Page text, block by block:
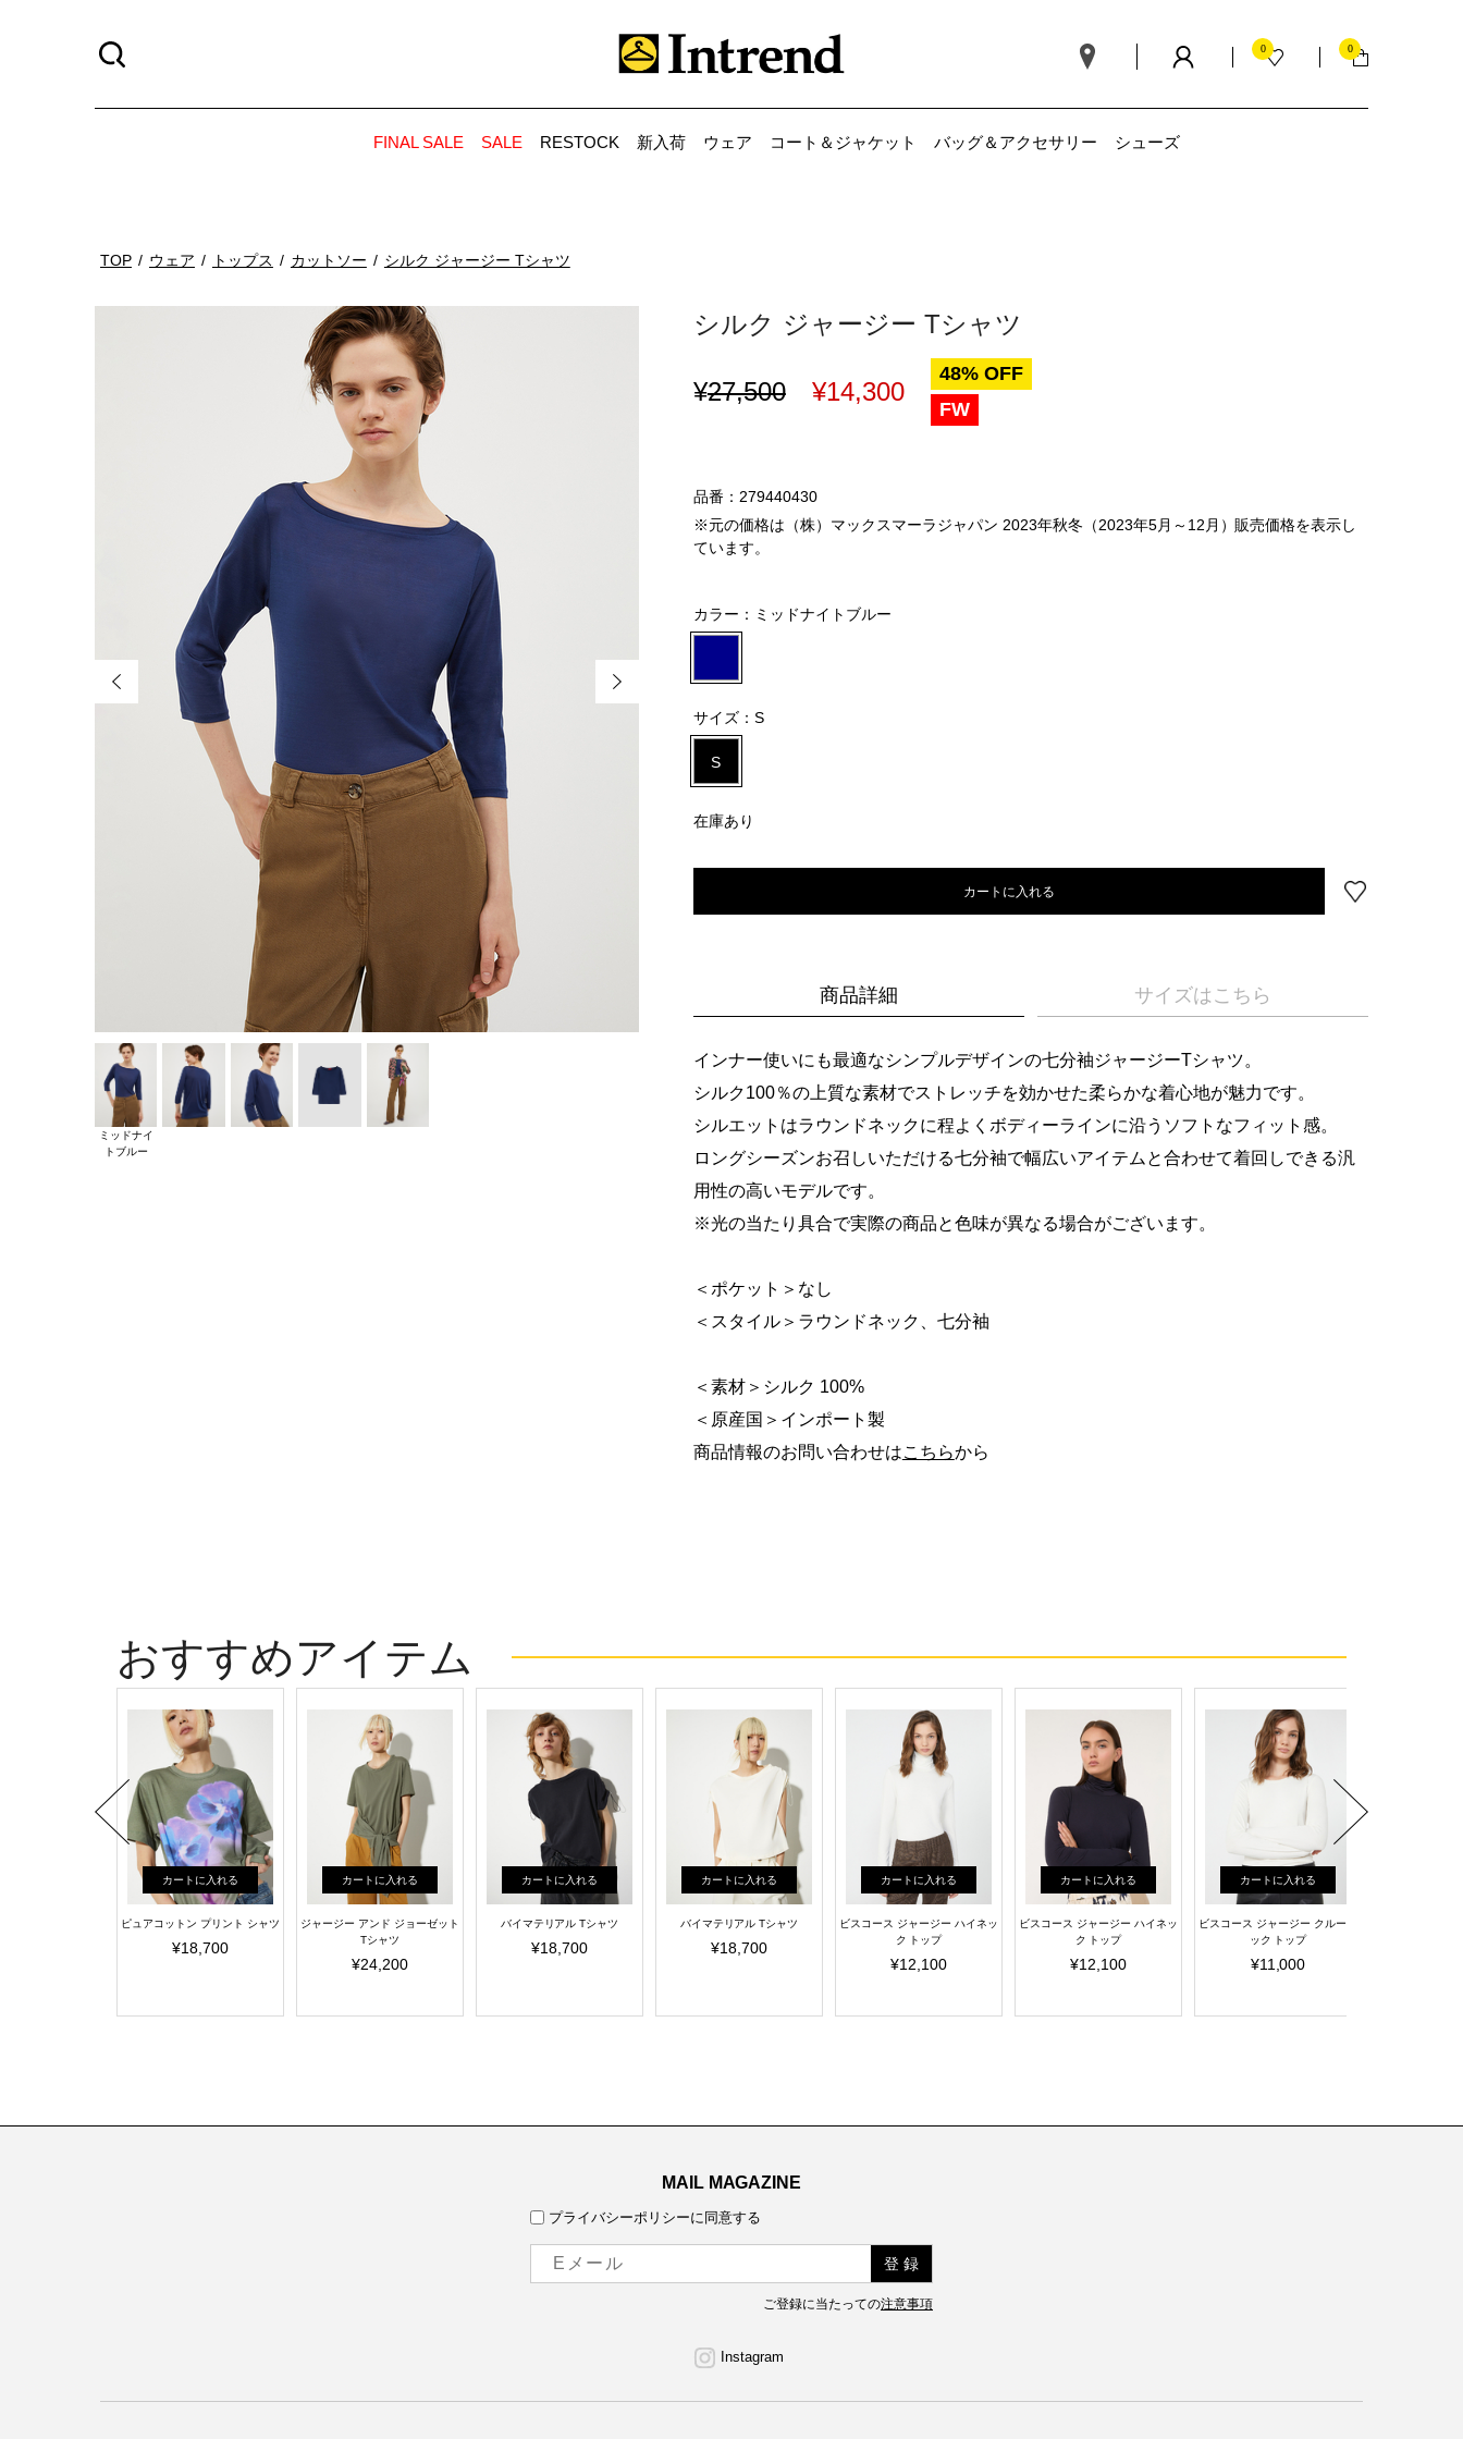
0 0
FINAL SALE SALE RESTOCK 新入荷 ウェア コート＆ジャケット バッグ＆アクセサリー シューズ
TOP ウェア トップス カットソー シルク ジャージー Tシャツ
ミッドナイ
トブルー
シルク ジャージー Tシャツ
¥27,500 ¥14,300
48% OFF
FW
品番：279440430
※元の価格は（株）マックスマーラジャパン 2023年秋冬（2023年5月～12月）販売価格を表示し
ています。
カラー： ミッドナイトブルー
サイズ： S
S
在庫あり
カートに入れる
商品詳細 サイズはこちら
インナー使いにも最適なシンプルデザインの七分袖ジャージーTシャツ。
シルク100％の上質な素材でストレッチを効かせた柔らかな着心地が魅力です。
シルエットはラウンドネックに程よくボディーラインに沿うソフトなフィット感。
ロングシーズンお召しいただける七分袖で幅広いアイテムと合わせて着回しできる汎
用性の高いモデルです。
※光の当たり具合で実際の商品と色味が異なる場合がございます。
＜ポケット＞なし
＜スタイル＞ラウンドネック、七分袖
＜素材＞シルク 100%
＜原産国＞インポート製
商品情報のお問い合わせはこちらから
おすすめアイテム
カートに入れる
ピュアコットン プリント シャツ
¥18,700
カートに入れる
ジャージー アンド ジョーゼット
Tシャツ
¥24,200
カートに入れる
バイマテリアル Tシャツ
¥18,700
カートに入れる
バイマテリアル Tシャツ
¥18,700
カートに入れる
ビスコース ジャージー ハイネッ
ク トップ
¥12,100
カートに入れる
ビスコース ジャージー ハイネッ
ク トップ
¥12,100
カートに入れる
ビスコース ジャージー クルーネ
ック トップ
¥11,000
MAIL MAGAZINE
プライバシーポリシーに同意する
ご登録に当たっての注意事項
Instagram